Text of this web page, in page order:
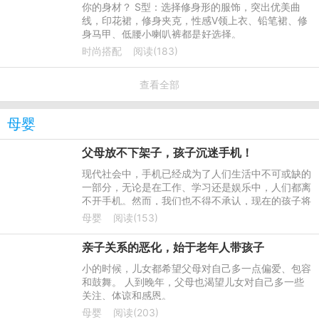
你的身材？ S型：选择修身形的服饰，突出优美曲
线，印花裙，修身夹克，性感V领上衣、铅笔裙、修
身马甲、低腰小喇叭裤都是好选择。
时尚搭配
阅读(183)
查看全部
母婴
父母放不下架子，孩子沉迷手机！
现代社会中，手机已经成为了人们生活中不可或缺的
一部分，无论是在工作、学习还是娱乐中，人们都离
不开手机。然而，我们也不得不承认，现在的孩子将
手机看的比父母还亲，这其中有很多原因，而父母放
母婴 阅读(153)
亲子关系的恶化，始于老年人带孩子
小的时候，儿女都希望父母对自己多一点偏爱、包容
和鼓舞。 人到晚年，父母也渴望儿女对自己多一些
关注、体谅和感恩。
母婴
阅读(203)